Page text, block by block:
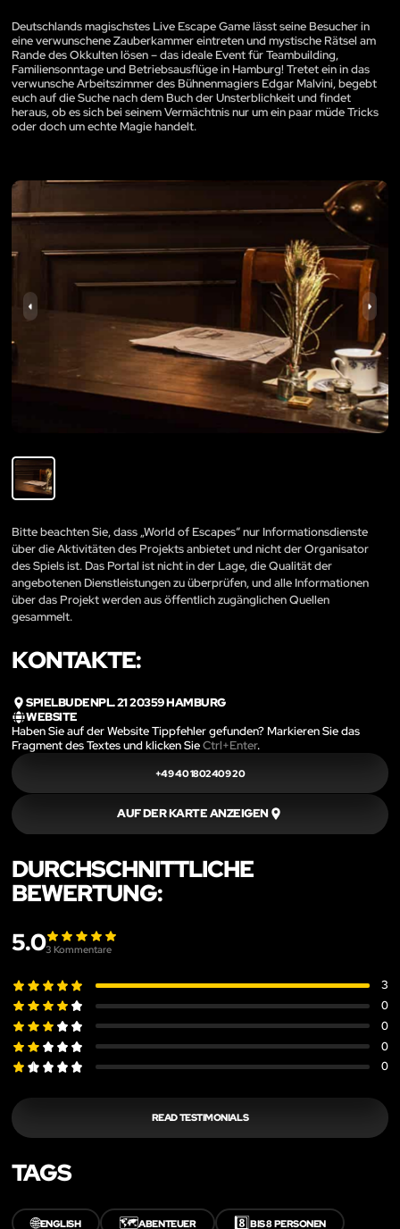
Deutschlands magischstes Live Escape Game lässt seine Besucher in
eine verwunschene Zauberkammer eintreten und mystische Rätsel am
Rande des Okkulten lösen – das ideale Event für Teambuilding,
Familiensonntage und Betriebsausflüge in Hamburg! Tretet ein in das
verwunsche Arbeitszimmer des Bühnenmagiers Edgar Malvini, begebt
euch auf die Suche nach dem Buch der Unsterblichkeit und findet
heraus, ob es sich bei seinem Vermächtnis nur um ein paar müde Tricks
oder doch um echte Magie handelt.
Bitte beachten Sie, dass „World of Escapes“ nur Informationsdienste
über die Aktivitäten des Projekts anbietet und nicht der Organisator
des Spiels ist. Das Portal ist nicht in der Lage, die Qualität der
angebotenen Dienstleistungen zu überprüfen, und alle Informationen
über das Projekt werden aus öffentlich zugänglichen Quellen
gesammelt.
KONTAKTE:
SPIELBUDENPL. 21 20359 HAMBURG
WEBSITE
Haben Sie auf der Website Tippfehler gefunden? Markieren Sie das
Fragment des Textes und klicken SieCtrl+Enter.
+49 40 1802409 20
AUF DER KARTE ANZEIGEN
DURCHSCHNITTLICHE
BEWERTUNG:
5.03 Kommentare
3
0
0
0
0
READ TESTIMONIALS
TAGS
🌐ENGLISH 🗺️ABENTEUER 8️⃣BIS 8 PERSONEN